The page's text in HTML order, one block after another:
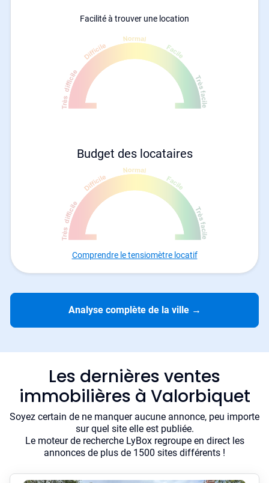
Facilité à trouver une location
Budget des locataires
Comprendre le tensiomètre locatif
Analyse complète de la ville →
Les dernières ventes
immobilières à Valorbiquet
Soyez certain de ne manquer aucune annonce, peu importe
sur quel site elle est publiée.
Le moteur de recherche LyBox regroupe en direct les
annonces de plus de 1500 sites différents !